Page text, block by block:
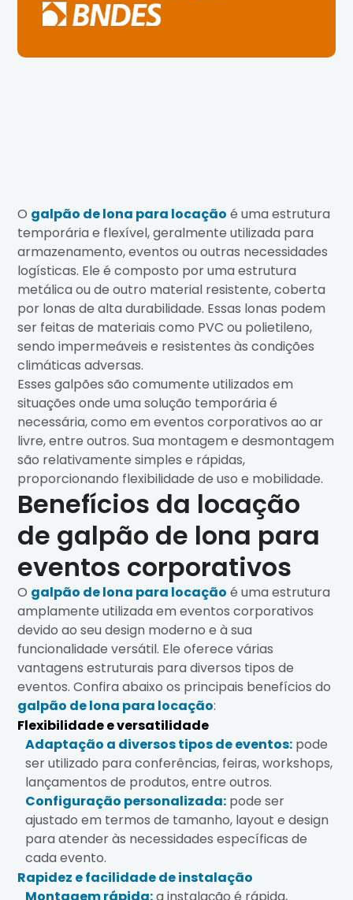
O galpão de lona para locação é uma estrutura
temporária e flexível, geralmente utilizada para
armazenamento, eventos ou outras necessidades
logísticas. Ele é composto por uma estrutura
metálica ou de outro material resistente, coberta
por lonas de alta durabilidade. Essas lonas podem
ser feitas de materiais como PVC ou polietileno,
sendo impermeáveis e resistentes às condições
climáticas adversas.
Esses galpões são comumente utilizados em
situações onde uma solução temporária é
necessária, como em eventos corporativos ao ar
livre, entre outros. Sua montagem e desmontagem
são relativamente simples e rápidas,
proporcionando flexibilidade de uso e mobilidade.
Benefícios da locação
de galpão de lona para
eventos corporativos
O galpão de lona para locação é uma estrutura
amplamente utilizada em eventos corporativos
devido ao seu design moderno e à sua
funcionalidade versátil. Ele oferece várias
vantagens estruturais para diversos tipos de
eventos. Confira abaixo os principais benefícios do
galpão de lona para locação:
Flexibilidade e versatilidade
Adaptação a diversos tipos de eventos: pode
ser utilizado para conferências, feiras, workshops,
lançamentos de produtos, entre outros.
Configuração personalizada: pode ser
ajustado em termos de tamanho, layout e design
para atender às necessidades específicas de
cada evento.
Rapidez e facilidade de instalação